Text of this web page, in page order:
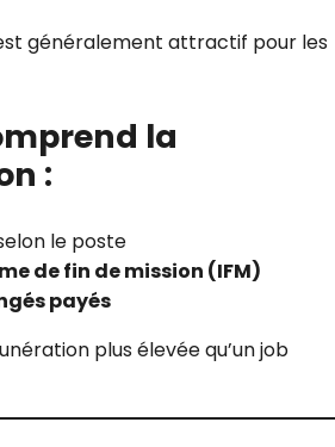
généralement attractif pour les
la
:
le poste
de fin de mission (IFM)
payés
plus élevée qu’un job